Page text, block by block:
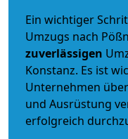
Ein wichtiger
Umzugs nach
zuverlässigen
Konstanz. Es ist
Unternehmen
und Ausrüstung
erfolgreich